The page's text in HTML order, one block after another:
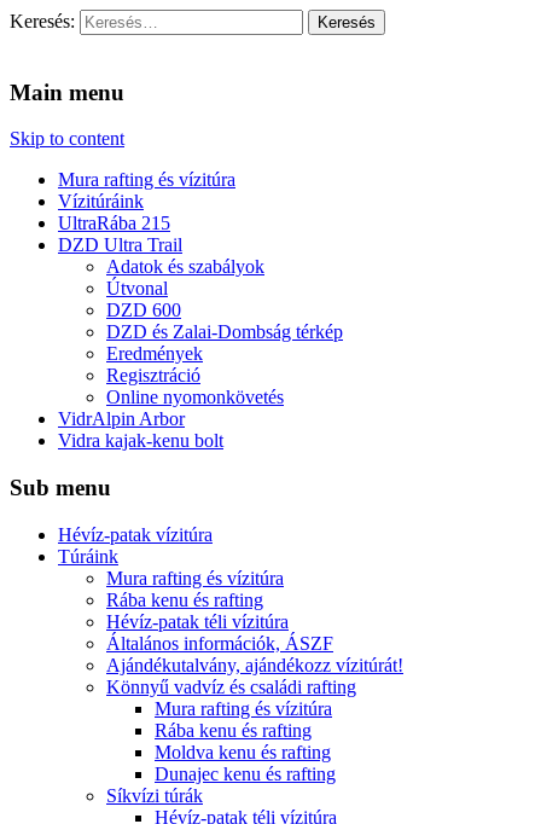
Keresés:
Main menu
Skip to content
Mura rafting és vízitúra
Vízitúráink
UltraRába 215
DZD Ultra Trail
Adatok és szabályok
Útvonal
DZD 600
DZD és Zalai-Dombság térkép
Eredmények
Regisztráció
Online nyomonkövetés
VidrAlpin Arbor
Vidra kajak-kenu bolt
Sub menu
Hévíz-patak vízitúra
Túráink
Mura rafting és vízitúra
Rába kenu és rafting
Hévíz-patak téli vízitúra
Általános információk, ÁSZF
Ajándékutalvány, ajándékozz vízitúrát!
Könnyű vadvíz és családi rafting
Mura rafting és vízitúra
Rába kenu és rafting
Moldva kenu és rafting
Dunajec kenu és rafting
Síkvízi túrák
Hévíz-patak téli vízitúra